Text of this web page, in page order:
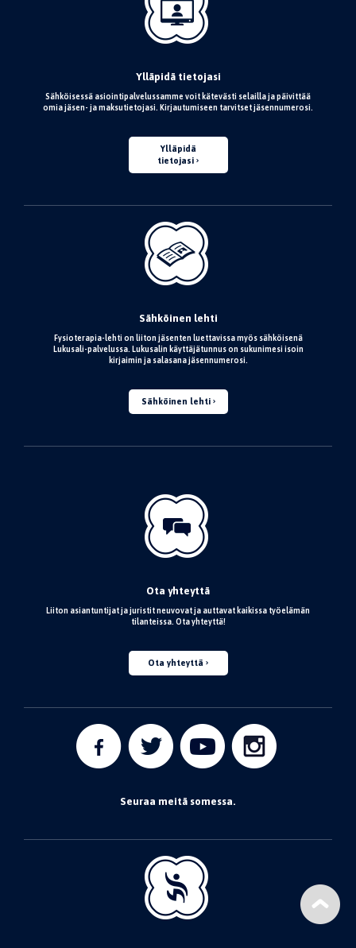
Ylläpidä tietojasi
Sähköisessä asiointipalvelussamme voit kätevästi selailla ja päivittää
omia jäsen- ja maksutietojasi. Kirjautumiseen tarvitset jäsennumerosi.
Ylläpidä
tietojasi
Sähköinen lehti
Fysioterapia-lehti on liiton jäsenten luettavissa myös sähköisenä
Lukusali-palvelussa. Lukusalin käyttäjätunnus on sukunimesi isoin
kirjaimin ja salasana jäsennumerosi.
Sähköinen lehti
Ota yhteyttä
Liiton asiantuntijat ja juristit neuvovat ja auttavat kaikissa työelämän
tilanteissa. Ota yhteyttä!
Ota yhteyttä
Seuraa meitä somessa.